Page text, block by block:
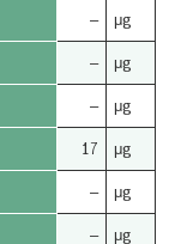
– μg
– μg
– μg
17 μg
– μg
– μg